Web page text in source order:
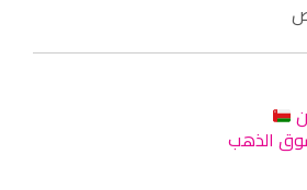
الذهب